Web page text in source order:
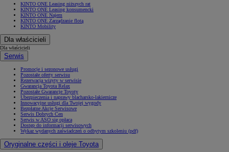
KINTO ONE Leasing niższych rat
KINTO ONE Leasing konsumencki
KINTO ONE Najem
KINTO ONE Zarządzanie flotą
KINTO Mobility
Dla właścicieli
Dla właścicieli
Serwis
Promocje i sezonowe usługi
Pozostałe oferty serwisu
Rezerwacja wizyty w serwisie
Gwarancja Toyota Relax
Pozostałe Gwarancje Toyoty
Ubezpieczenia i naprawy blacharsko-lakiernicze
Innowacyjne usługi dla Twojej wygody
Bezpłatne Akcje Serwisowe
Serwis Dobrych Cen
Serwis w ASO się opłaca
Dostęp do informacji serwisowych
Wykaz wydanych zaświadczeń o odbytym szkoleniu (pdf)
Oryginalne części i oleje Toyota